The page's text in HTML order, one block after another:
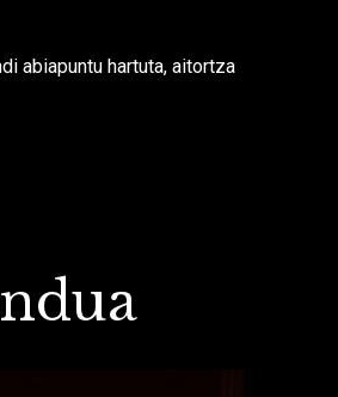
abiapuntu hartuta, aitortza